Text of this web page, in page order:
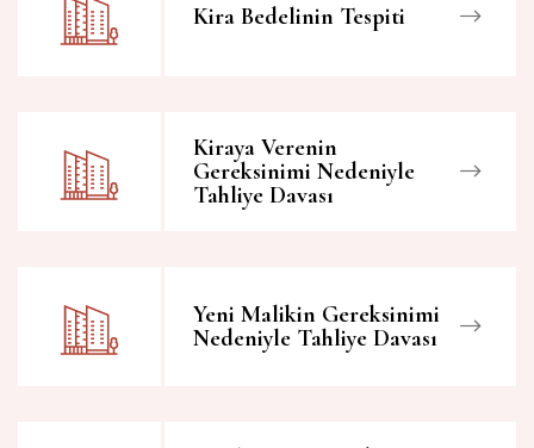
Kira Bedelinin Tespiti
Kiraya Verenin
Gereksinimi Nedeniyle
Tahliye Davası
Yeni Malikin Gereksinimi
Nedeniyle Tahliye Davası